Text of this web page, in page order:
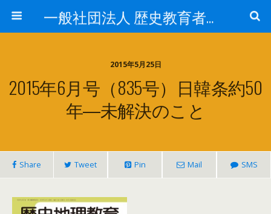
一般社団法人 歴史教育者協議会
2015年5月25日
2015年6月号（835号）日韓条約50
年―未解決のこと
Share Tweet Pin Mail SMS